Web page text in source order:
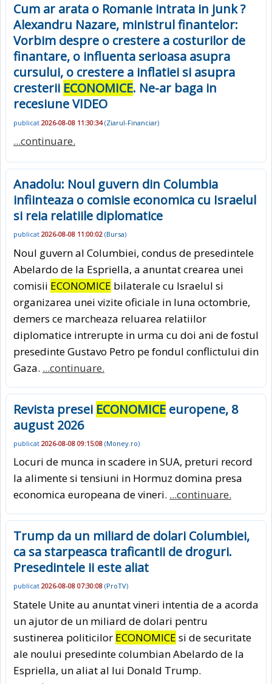
Cum ar arata o Romanie intrata in junk ?
Alexandru Nazare, ministrul finantelor:
Vorbim despre o crestere a costurilor de
finantare, o influenta serioasa asupra
cursului, o crestere a inflatiei si asupra
cresterii ECONOMICE. Ne-ar baga in
recesiune VIDEO
publicat 2026-08-08 11:30:34(Ziarul-Financiar)
...continuare.
Anadolu: Noul guvern din Columbia
infiinteaza o comisie economica cu Israelul
si reia relatiile diplomatice
publicat 2026-08-08 11:00:02 (Bursa)
Noul guvern al Columbiei, condus de presedintele
Abelardo de la Espriella, a anuntat crearea unei
comisii ECONOMICE bilaterale cu Israelul si
organizarea unei vizite oficiale in luna octombrie,
demers ce marcheaza reluarea relatiilor
diplomatice intrerupte in urma cu doi ani de fostul
presedinte Gustavo Petro pe fondul conflictului din
Gaza. ...continuare.
Revista presei ECONOMICE europene, 8
august 2026
publicat 2026-08-08 09:15:08 (Money.ro)
Locuri de munca in scadere in SUA, preturi record
la alimente si tensiuni in Hormuz domina presa
economica europeana de vineri. ...continuare.
Trump da un miliard de dolari Columbiei,
ca sa starpeasca traficantii de droguri.
Presedintele ii este aliat
publicat 2026-08-08 07:30:08 (ProTV)
Statele Unite au anuntat vineri intentia de a acorda
un ajutor de un miliard de dolari pentru
sustinerea politicilor ECONOMICE si de securitate
ale noului presedinte columbian Abelardo de la
Espriella, un aliat al lui Donald Trump.